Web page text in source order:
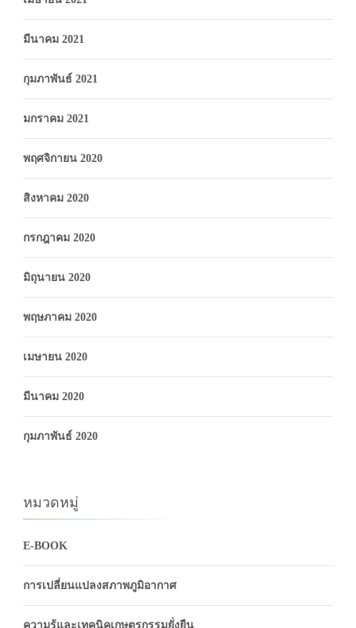
มีนาคม 2021
กุมภาพันธ์ 2021
มกราคม 2021
พฤศจิกายน 2020
สิงหาคม 2020
กรกฎาคม 2020
มิถุนายน 2020
พฤษภาคม 2020
เมษายน 2020
มีนาคม 2020
กุมภาพันธ์ 2020
หมวดหมู่
E-BOOK
การเปลี่ยนแปลงสภาพภูมิอากาศ
ความรู้และเทคนิคเกษตรกรรมยั่งยืน